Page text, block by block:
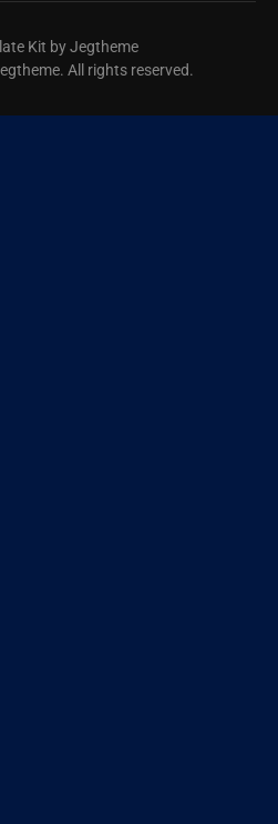
Kit by Jegtheme
All rights reserved.